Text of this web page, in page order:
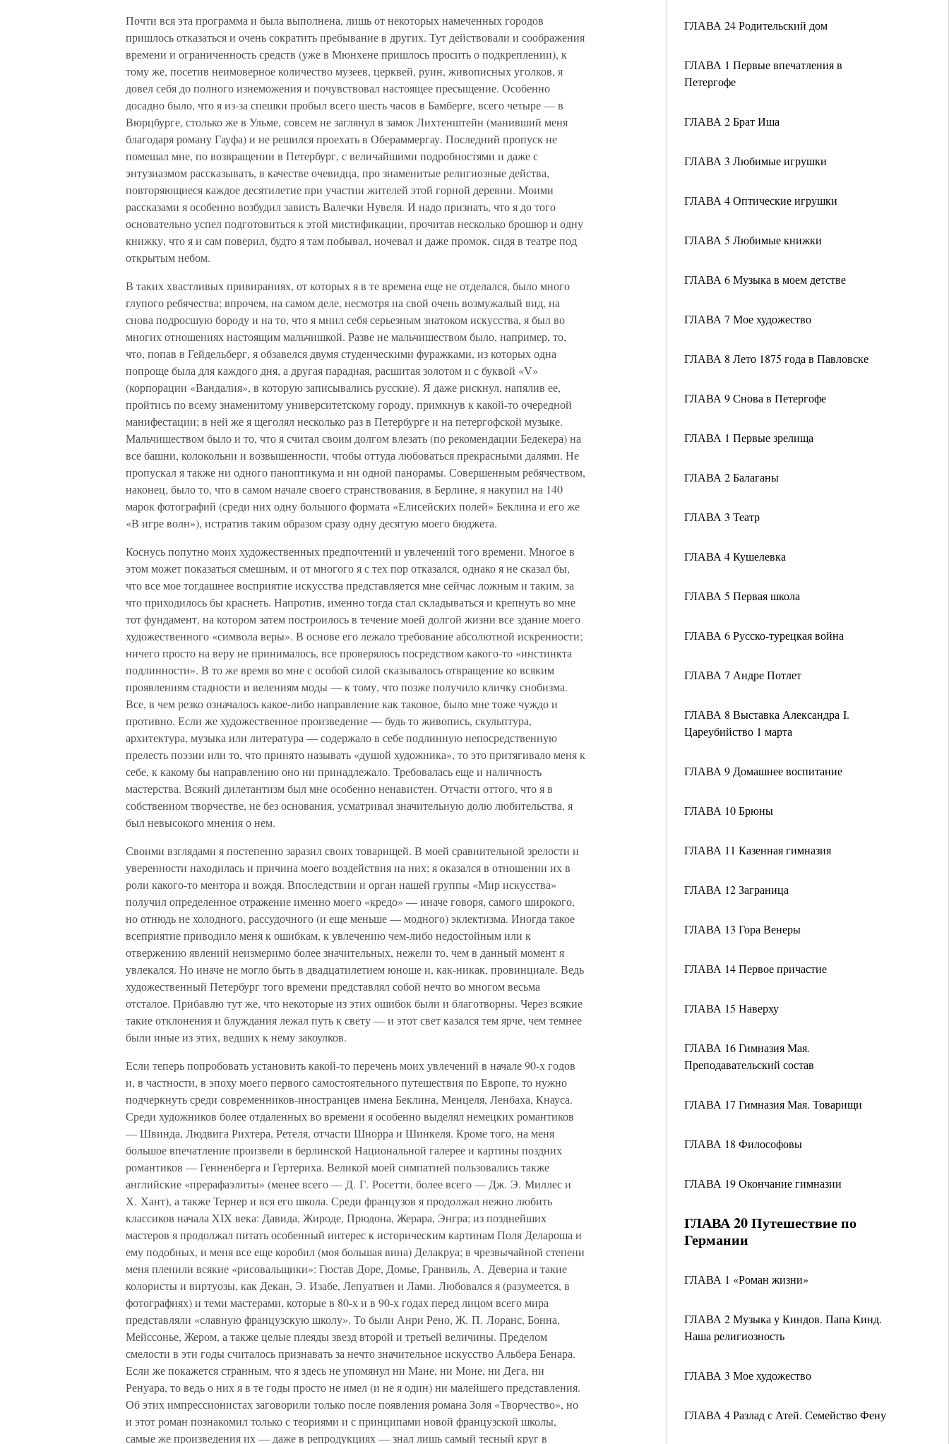
ГЛАВА 24 Родительский дом
ГЛАВА 1 Первые впечатления в
Петергофе
ГЛАВА 2 Брат Иша
ГЛАВА 3 Любимые игрушки
ГЛАВА 4 Оптические игрушки
ГЛАВА 5 Любимые книжки
ГЛАВА 6 Музыка в моем детстве
ГЛАВА 7 Мое художество
ГЛАВА 8 Лето 1875 года в Павловске
ГЛАВА 9 Снова в Петергофе
ГЛАВА 1 Первые зрелища
ГЛАВА 2 Балаганы
ГЛАВА 3 Театр
ГЛАВА 4 Кушелевка
ГЛАВА 5 Первая школа
ГЛАВА 6 Русско-турецкая война
ГЛАВА 7 Андре Потлет
ГЛАВА 8 Выставка Александра I.
Цареубийство 1 марта
ГЛАВА 9 Домашнее воспитание
ГЛАВА 10 Брюны
ГЛАВА 11 Казенная гимназия
ГЛАВА 12 Заграница
ГЛАВА 13 Гора Венеры
ГЛАВА 14 Первое причастие
ГЛАВА 15 Наверху
ГЛАВА 16 Гимназия Мая.
Преподавательский состав
ГЛАВА 17 Гимназия Мая. Товарищи
ГЛАВА 18 Философовы
ГЛАВА 19 Окончание гимназии
ГЛАВА 20 Путешествие по
Германии
ГЛАВА 1 «Роман жизни»
ГЛАВА 2 Музыка у Киндов. Папа Кинд.
Наша религиозность
ГЛАВА 3 Мое художество
ГЛАВА 4 Разлад с Атей. Семейство Фену
Почти вся эта программа и была выполнена, лишь от некоторых намеченных городов
пришлось отказаться и очень сократить пребывание в других. Тут действовали и соображения
времени и ограниченность средств (уже в Мюнхене пришлось просить о подкреплении), к
тому же, посетив неимоверное количество музеев, церквей, руин, живописных уголков, я
довел себя до полного изнеможения и почувствовал настоящее пресыщение. Особенно
досадно было, что я из-за спешки пробыл всего шесть часов в Бамберге, всего четыре — в
Вюрцбурге, столько же в Ульме, совсем не заглянул в замок Лихтенштейн (манивший меня
благодаря роману Гауфа) и не решился проехать в Обераммергау. Последний пропуск не
помешал мне, по возвращении в Петербург, с величайшими подробностями и даже с
энтузиазмом рассказывать, в качестве очевидца, про знаменитые религиозные действа,
повторяющиеся каждое десятилетие при участии жителей этой горной деревни. Моими
рассказами я особенно возбудил зависть Валечки Нувеля. И надо признать, что я до того
основательно успел подготовиться к этой мистификации, прочитав несколько брошюр и одну
книжку, что я и сам поверил, будто я там побывал, ночевал и даже промок, сидя в театре под
открытым небом.
В таких хвастливых привираниях, от которых я в те времена еще не отделался, было много
глупого ребячества; впрочем, на самом деле, несмотря на свой очень возмужалый вид, на
снова подросшую бороду и на то, что я мнил себя серьезным знатоком искусства, я был во
многих отношениях настоящим мальчишкой. Разве не мальчишеством было, например, то,
что, попав в Гейдельберг, я обзавелся двумя студенческими фуражками, из которых одна
попроще была для каждого дня, а другая парадная, расшитая золотом и с буквой «V»
(корпорации «Вандалия», в которую записывались русские). Я даже рискнул, напялив ее,
пройтись по всему знаменитому университетскому городу, примкнув к какой-то очередной
манифестации; в ней же я щеголял несколько раз в Петербурге и на петергофской музыке.
Мальчишеством было и то, что я считал своим долгом влезать (по рекомендации Бедекера) на
все башни, колокольни и возвышенности, чтобы оттуда любоваться прекрасными далями. Не
пропускал я также ни одного паноптикума и ни одной панорамы. Совершенным ребячеством,
наконец, было то, что в самом начале своего странствования, в Берлине, я накупил на 140
марок фотографий (среди них одну большого формата «Елисейских полей» Беклина и его же
«В игре волн»), истратив таким образом сразу одну десятую моего бюджета.
Коснусь попутно моих художественных предпочтений и увлечений того времени. Многое в
этом может показаться смешным, и от многого я с тех пор отказался, однако я не сказал бы,
что все мое тогдашнее восприятие искусства представляется мне сейчас ложным и таким, за
что приходилось бы краснеть. Напротив, именно тогда стал складываться и крепнуть во мне
тот фундамент, на котором затем построилось в течение моей долгой жизни все здание моего
художественного «символа веры». В основе его лежало требование абсолютной искренности;
ничего просто на веру не принималось, все проверялось посредством какого-то «инстинкта
подлинности». В то же время во мне с особой силой сказывалось отвращение ко всяким
проявлениям стадности и велениям моды — к тому, что позже получило кличку снобизма.
Все, в чем резко означалось какое-либо направление как таковое, было мне тоже чуждо и
противно. Если же художественное произведение — будь то живопись, скульптура,
архитектура, музыка или литература — содержало в себе подлинную непосредственную
прелесть поэзии или то, что принято называть «душой художника», то это притягивало меня к
себе, к какому бы направлению оно ни принадлежало. Требовалась еще и наличность
мастерства. Всякий дилетантизм был мне особенно ненавистен. Отчасти оттого, что я в
собственном творчестве, не без основания, усматривал значительную долю любительства, я
был невысокого мнения о нем.
Своими взглядами я постепенно заразил своих товарищей. В моей сравнительной зрелости и
уверенности находилась и причина моего воздействия на них; я оказался в отношении их в
роли какого-то ментора и вождя. Впоследствии и орган нашей группы «Мир искусства»
получил определенное отражение именно моего «кредо» — иначе говоря, самого широкого,
но отнюдь не холодного, рассудочного (и еще меньше — модного) эклектизма. Иногда такое
всеприятие приводило меня к ошибкам, к увлечению чем-либо недостойным или к
отвержению явлений неизмеримо более значительных, нежели то, чем в данный момент я
увлекался. Но иначе не могло быть в двадцатилетием юноше и, как-никак, провинциале. Ведь
художественный Петербург того времени представлял собой нечто во многом весьма
отсталое. Прибавлю тут же, что некоторые из этих ошибок были и благотворны. Через всякие
такие отклонения и блуждания лежал путь к свету — и этот свет казался тем ярче, чем темнее
были иные из этих, ведших к нему закоулков.
Если теперь попробовать установить какой-то перечень моих увлечений в начале 90-х годов
и, в частности, в эпоху моего первого самостоятельного путешествия по Европе, то нужно
подчеркнуть среди современников-иностранцев имена Беклина, Менцеля, Ленбаха, Кнауса.
Среди художников более отдаленных во времени я особенно выделял немецких романтиков
— Швинда, Людвига Рихтера, Ретеля, отчасти Шнорра и Шинкеля. Кроме того, на меня
большое впечатление произвели в берлинской Национальной галерее и картины поздних
романтиков — Генненберга и Гертериха. Великой моей симпатией пользовались также
английские «прерафаэлиты» (менее всего — Д. Г. Росетти, более всего — Дж. Э. Миллес и
Х. Хант), а также Тернер и вся его школа. Среди французов я продолжал нежно любить
классиков начала XIX века: Давида, Жироде, Прюдона, Жерара, Энгра; из позднейших
мастеров я продолжал питать особенный интерес к историческим картинам Поля Делароша и
ему подобных, и меня все еще коробил (моя большая вина) Делакруа; в чрезвычайной степени
меня пленили всякие «рисовальщики»: Гюстав Доре, Домье, Гранвиль, А. Девериа и такие
колористы и виртуозы, как Декан, Э. Изабе, Лепуатвен и Лами. Любовался я (разумеется, в
фотографиях) и теми мастерами, которые в 80-х и в 90-х годах перед лицом всего мира
представляли «славную французскую школу». То были Анри Рено, Ж. П. Лоранс, Бонна,
Мейссонье, Жером, а также целые плеяды звезд второй и третьей величины. Пределом
смелости в эти годы считалось признавать за нечто значительное искусство Альбера Бенара.
Если же покажется странным, что я здесь не упомянул ни Мане, ни Моне, ни Дега, ни
Ренуара, то ведь о них я в те годы просто не имел (и не я один) ни малейшего представления.
Об этих импрессионистах заговорили только после появления романа Золя «Творчество», но
и этот роман познакомил только с теориями и с принципами новой французской школы,
самые же произведения их — даже в репродукциях — знал лишь самый тесный круг в